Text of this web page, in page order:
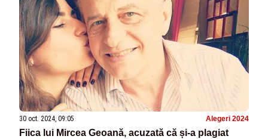
30 oct. 2024, 09:05 Alegeri 2024
Fiica lui Mircea Geoană, acuzată că și-a plagiat